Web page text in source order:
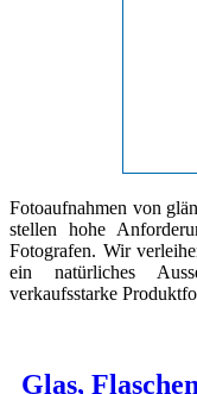
Fotoaufnahmen von
stellen hohe
Fotografen. Wir
ein natürliches
verkaufsstarke
Glas,